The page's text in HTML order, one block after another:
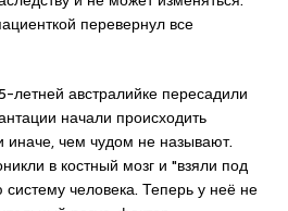
перевернул все
летней австралийке пересадили
начали происходить
иначе, чем чудом не называют.
в костный мозг и "взяли под
человека. Теперь у неё не